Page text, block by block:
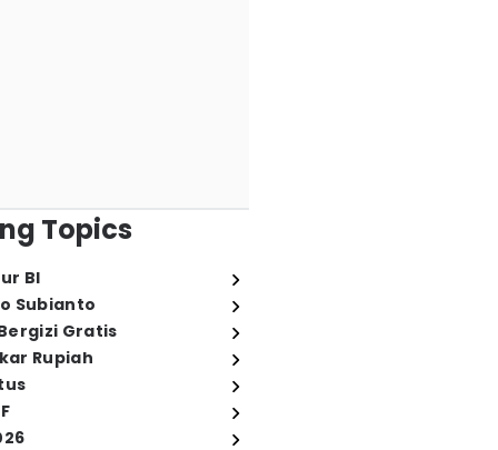
Topics
BI
Subianto
Gratis
Rupiah